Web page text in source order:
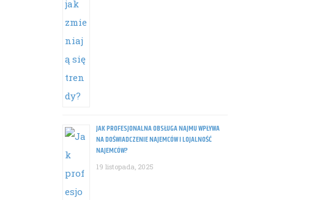
JAK PROFESJONALNA OBSŁUGA NAJMU WPŁYWA
NA DOŚWIADCZENIE NAJEMCÓW I LOJALNOŚĆ
NAJEMCÓW?
19 listopada, 2025